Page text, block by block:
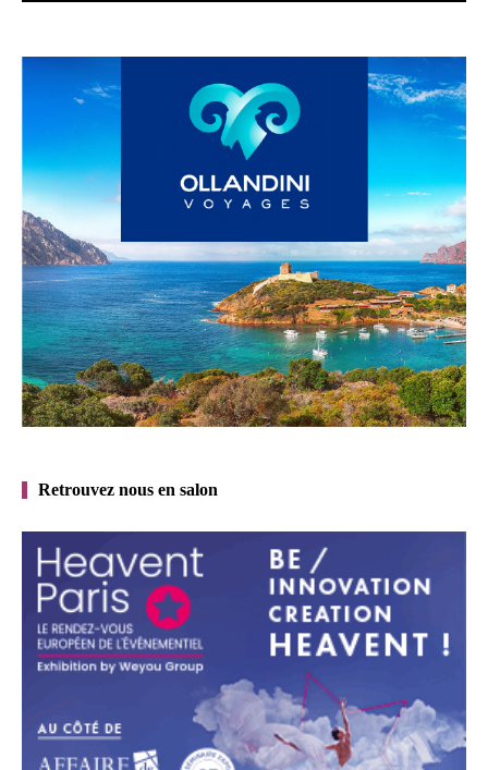
Retrouvez nous en salon